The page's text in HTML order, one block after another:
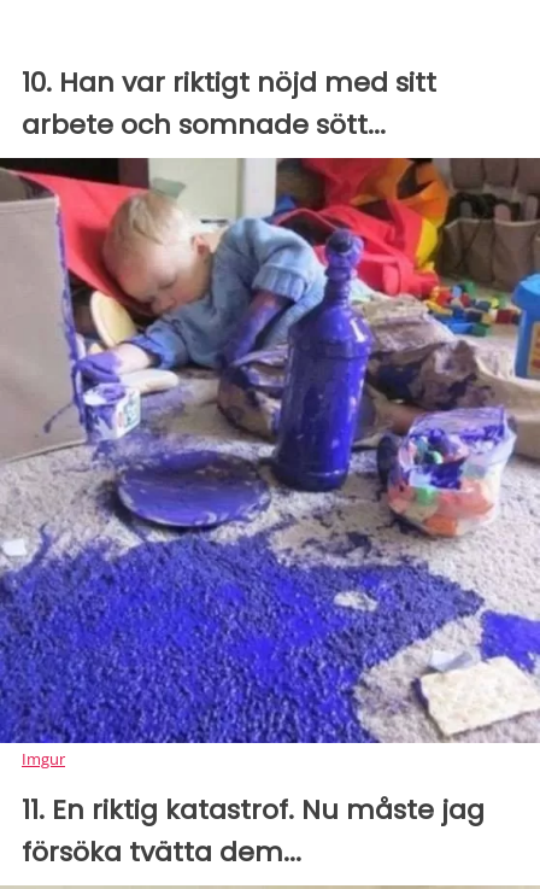
10. Han var riktigt nöjd med sitt
arbete och somnade sött...
Imgur
11. En riktig katastrof. Nu måste jag
försöka tvätta dem...